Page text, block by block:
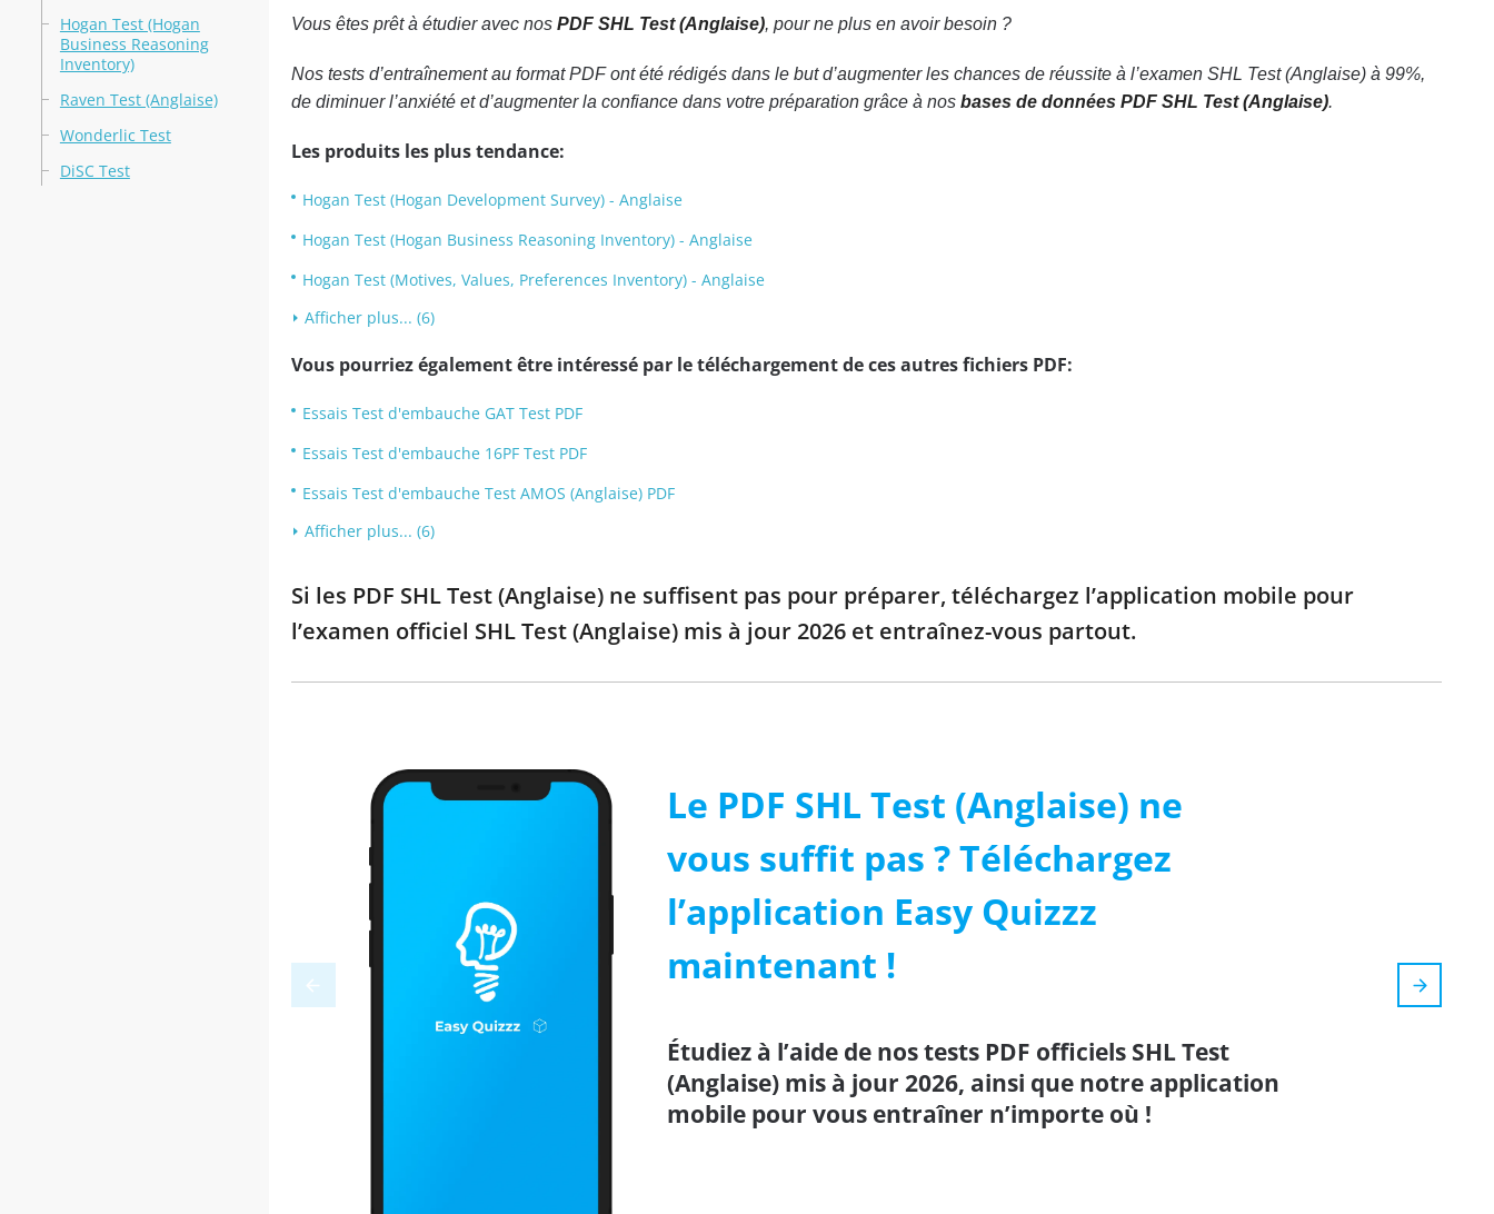
Hogan Test (Hogan
Business Reasoning
Inventory)
Raven Test (Anglaise)
Wonderlic Test
DiSC Test
Vous êtes prêt à étudier avec nos PDF SHL Test (Anglaise), pour ne plus en avoir besoin ?
Nos tests d’entraînement au format PDF ont été rédigés dans le but d’augmenter les chances de réussite à l’examen SHL Test (Anglaise) à 99%,
de diminuer l’anxiété et d’augmenter la confiance dans votre préparation grâce à nos bases de données PDF SHL Test (Anglaise).
Les produits les plus tendance:
Hogan Test (Hogan Development Survey) - Anglaise
Hogan Test (Hogan Business Reasoning Inventory) - Anglaise
Hogan Test (Motives, Values, Preferences Inventory) - Anglaise
Afficher plus... (6)
Vous pourriez également être intéressé par le téléchargement de ces autres fichiers PDF:
Essais Test d'embauche GAT Test PDF
Essais Test d'embauche 16PF Test PDF
Essais Test d'embauche Test AMOS (Anglaise) PDF
Afficher plus... (6)
Si les PDF SHL Test (Anglaise) ne suffisent pas pour préparer, téléchargez l’application mobile pour
l’examen officiel SHL Test (Anglaise) mis à jour 2026 et entraînez-vous partout.
Le PDF SHL Test (Anglaise) ne
vous suffit pas ? Téléchargez
l’application Easy Quizzz
maintenant !
Étudiez à l’aide de nos tests PDF officiels SHL Test
(Anglaise) mis à jour 2026, ainsi que notre application
mobile pour vous entraîner n’importe où !